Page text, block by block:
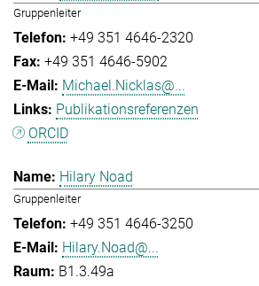
Gruppenleiter
+49 351 4646-2320
+49 351 4646-5902
Michael.Nicklas@...
Publikationsreferenzen
ORCID
Hilary Noad
Gruppenleiter
+49 351 4646-3250
Hilary.Noad@...
B1.3.49a